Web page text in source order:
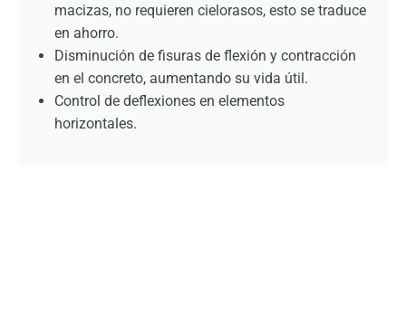
macizas, no requieren cielorasos, esto se traduce
en ahorro.
Disminución de fisuras de flexión y contracción
en el concreto, aumentando su vida útil.
Control de deflexiones en elementos
horizontales.